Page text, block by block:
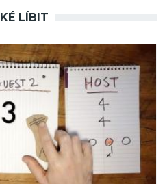
LÍBIT